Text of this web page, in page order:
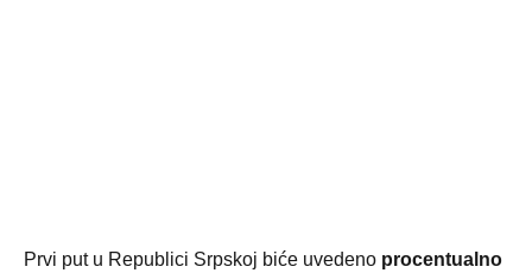
Prvi put u Republici Srpskoj biće uvedeno procentualno